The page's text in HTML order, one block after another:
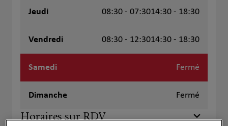
Jeudi 08:30 - 07:3014:30 - 18:30
Vendredi 08:30 - 12:3014:30 - 18:30
Samedi Fermé
Dimanche Fermé
Horaires sur RDV